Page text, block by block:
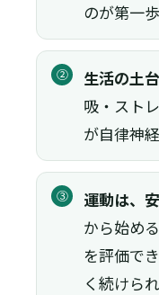
のが第一歩
② 生活の土
吸・スト
が自律神
③ 運動は、
から始め
を評価で
く続けら